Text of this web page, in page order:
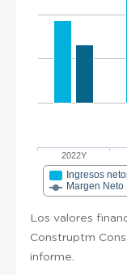
2022Y
Ingresos
Margen Neto
Los valores
Construptm
informe.